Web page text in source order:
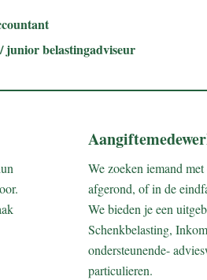
junior belastingadviseur
We zoeken iemand
afgerond, of in de
We bieden je een
Schenkbelasting,
ondersteunende-
particulieren.